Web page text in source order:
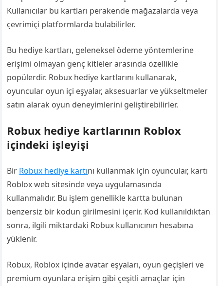
Kullanıcılar bu kartları perakende mağazalarda veya
çevrimiçi platformlarda bulabilirler.
Bu hediye kartları, geleneksel ödeme yöntemlerine
erişimi olmayan genç kitleler arasında özellikle
popülerdir. Robux hediye kartlarını kullanarak,
oyuncular oyun içi eşyalar, aksesuarlar ve yükseltmeler
satın alarak oyun deneyimlerini geliştirebilirler.
Robux hediye kartlarının Roblox
içindeki işleyişi
Bir Robux hediye kartını kullanmak için oyuncular, kartı
Roblox web sitesinde veya uygulamasında
kullanmalıdır. Bu işlem genellikle kartta bulunan
benzersiz bir kodun girilmesini içerir. Kod kullanıldıktan
sonra, ilgili miktardaki Robux kullanıcının hesabına
yüklenir.
Robux, Roblox içinde avatar eşyaları, oyun geçişleri ve
premium oyunlara erişim gibi çeşitli amaçlar için